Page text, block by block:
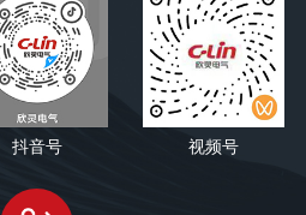
抖音号 视频号